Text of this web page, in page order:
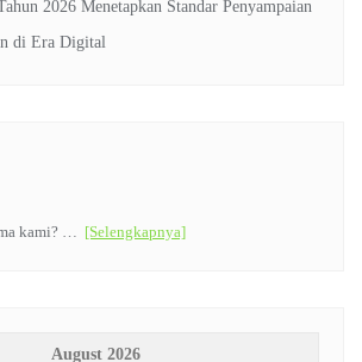
2026 Menetapkan Standar Penyampaian
di Era Digital
kami? … [Selengkapnya]
August 2026